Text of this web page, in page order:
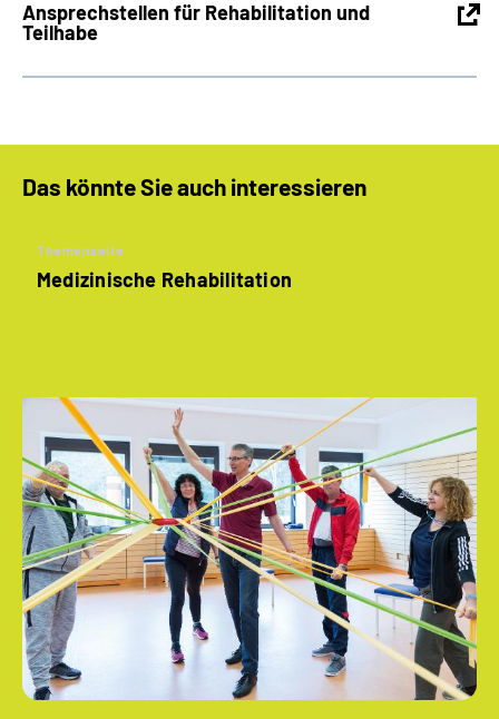
Ansprechstellen für Rehabilitation und
Teilhabe
Das könnte Sie auch interessieren
Themenseite
Medizinische Rehabilitation